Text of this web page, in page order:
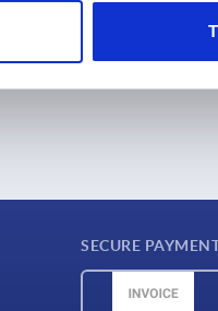
SECURE